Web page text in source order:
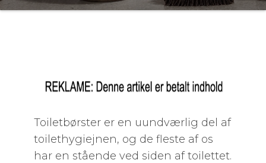
Toiletbørster er en uundværlig del af
toilethygiejnen, og de fleste af os
har en stående ved siden af toilettet.